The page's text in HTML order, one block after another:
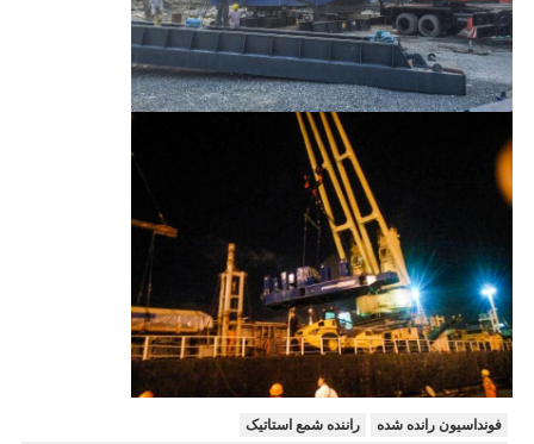
فونداسیون رانده شده
راننده شمع استاتیک